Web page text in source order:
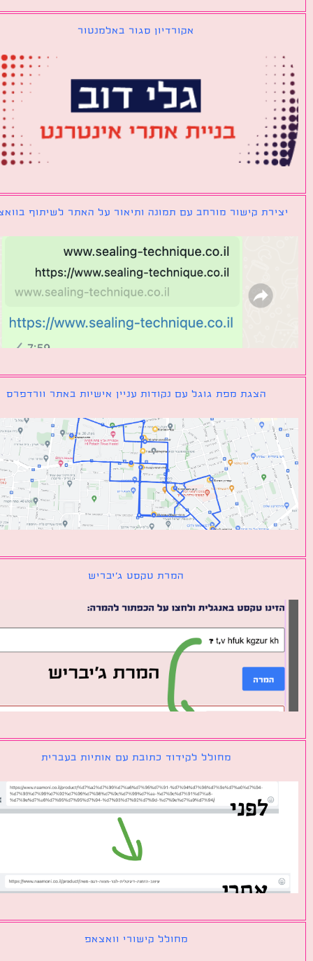
אקורדיון סגור באלמנטור
קישור מורחב עם תמונה ותיאור על האתר לשיתוף בוואצאפ
הצגת מפת גוגל עם נקודות עניין אישיות באתר וורדפרס
המרת טקסט ג׳יבריש
מחולל לקידוד כתובת עם אותיות בעברית
מחולל קישורי וואצאפ